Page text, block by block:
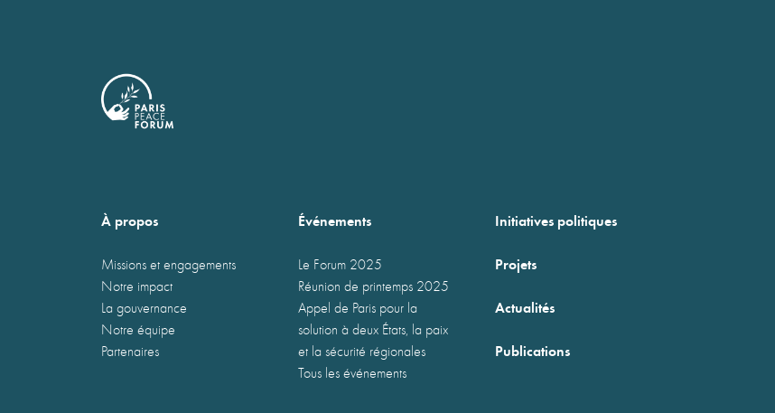
À propos
Missions et engagements
Notre impact
La gouvernance
Notre équipe
Partenaires
Événements
Le Forum 2025
Réunion de printemps 2025
Appel de Paris pour la
solution à deux États, la paix
et la sécurité régionales
Tous les événements
Initiatives politiques
Projets
Actualités
Publications